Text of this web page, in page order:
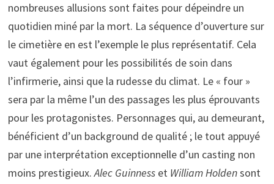
nombreuses allusions sont faites pour dépeindre un
quotidien miné par la mort. La séquence d’ouverture sur
le cimetière en est l’exemple le plus représentatif. Cela
vaut également pour les possibilités de soin dans
l’infirmerie, ainsi que la rudesse du climat. Le « four »
sera par la même l’un des passages les plus éprouvants
pour les protagonistes. Personnages qui, au demeurant,
bénéficient d’un background de qualité ; le tout appuyé
par une interprétation exceptionnelle d’un casting non
moins prestigieux.Alec Guinnesset William Holdensont